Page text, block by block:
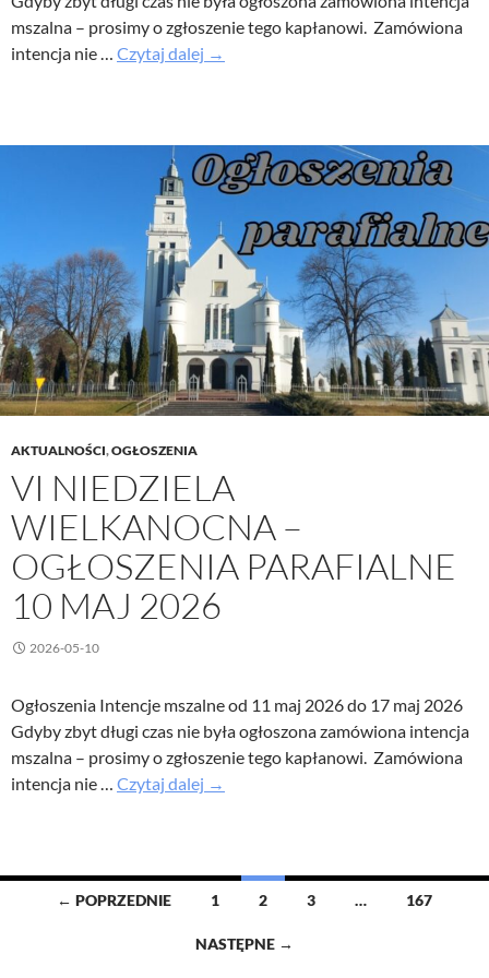
mszalna – prosimy o zgłoszenie tego kapłanowi. Zamówiona
intencja nie … Czytaj dalej Uroczystość
Ogłoszenia
parafialne
maj
2026
→
AKTUALNOŚCI,OGŁOSZENIA
VI NIEDZIELA
WIELKANOCNA –
OGŁOSZENIA PARAFIALNE
10 MAJ 2026
2026-05-10
Ogłoszenia Intencje mszalne od 11 maj 2026 do 17 maj 2026
Gdyby zbyt długi czas nie była ogłoszona zamówiona intencja
mszalna – prosimy o zgłoszenie tego kapłanowi. Zamówiona
intencja nie … Czytaj dalej VI
Ogłoszenia
10
→
Nawigacja
← POPRZEDNIE 1 2 3 … 167
NASTĘPNE →